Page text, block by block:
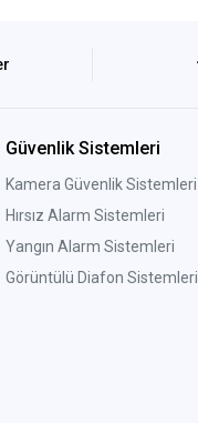
Güvenlik Sistemleri
Kamera Güvenlik Sistemleri
Hırsız Alarm Sistemleri
Yangın Alarm Sistemleri
Görüntülü Diafon Sistemleri